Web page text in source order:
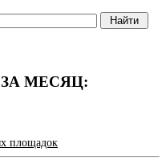
МЕСЯЦ:
площадок